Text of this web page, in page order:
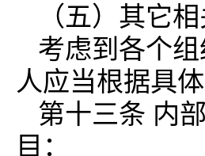
（五）其它相
考虑到各个
人应当根据具
第十三条 内
目：